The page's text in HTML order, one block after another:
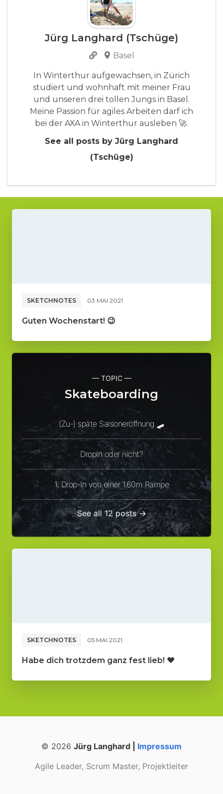
Jürg Langhard (Tschüge)
Basel
In Winterthur aufgewachsen, in Zürich
studiert und wohnhaft mit meiner Frau
und unseren drei tollen Jungs in Basel.
Meine Passion für agiles Arbeiten darf ich
bei der AXA in Winterthur ausleben 🚀.
See all posts by Jürg Langhard
(Tschüge)
SKETCHNOTES 03 MAI 2021
Guten Wochenstart! 😉
— TOPIC —
Skateboarding
(Zu-) späte Saisoneröffnung 🛹
DropIn oder nicht?
1. Drop-In von einer 1.60m Rampe
See all 12 posts →
SKETCHNOTES 05 MAI 2021
Habe dich trotzdem ganz fest lieb! ♥️
© 2026 Jürg Langhard | Impressum
Agile Leader, Scrum Master, Projektleiter